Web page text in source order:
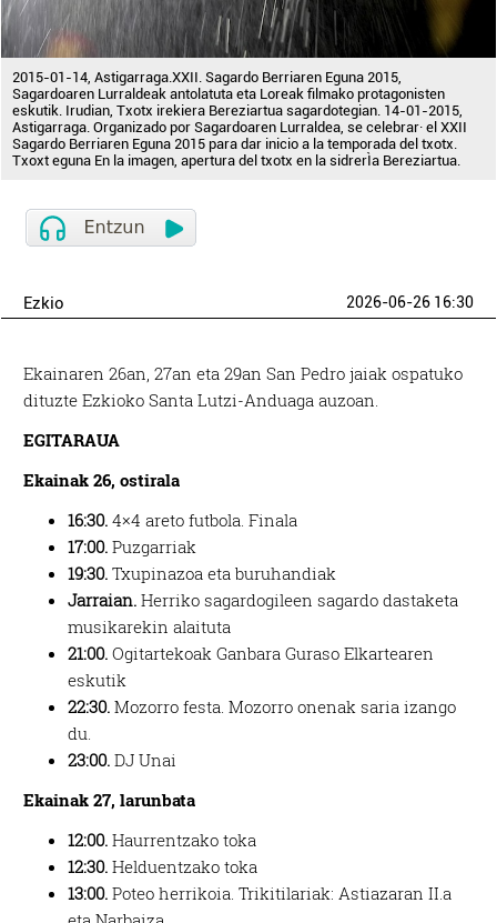
2015-01-14, Astigarraga.XXII. Sagardo Berriaren Eguna 2015,
Sagardoaren Lurraldeak antolatuta eta Loreak filmako protagonisten
eskutik. Irudian, Txotx irekiera Bereziartua sagardotegian. 14-01-2015,
Astigarraga. Organizado por Sagardoaren Lurraldea, se celebrar· el XXII
Sagardo Berriaren Eguna 2015 para dar inicio a la temporada del txotx.
Txoxt eguna En la imagen, apertura del txotx en la sidrerÌa Bereziartua.
Ezkio 2026-06-26 16:30
Ekainaren 26an, 27an eta 29an San Pedro jaiak ospatuko
dituzte Ezkioko Santa Lutzi-Anduaga auzoan.
EGITARAUA
Ekainak 26, ostirala
16:30. 4×4 areto futbola. Finala
17:00. Puzgarriak
19:30. Txupinazoa eta buruhandiak
Jarraian. Herriko sagardogileen sagardo dastaketa
musikarekin alaituta
21:00. Ogitartekoak Ganbara Guraso Elkartearen
eskutik
22:30. Mozorro festa. Mozorro onenak saria izango
du.
23:00. DJ Unai
Ekainak 27, larunbata
12:00. Haurrentzako toka
12:30. Helduentzako toka
13:00. Poteo herrikoia. Trikitilariak: Astiazaran II.a